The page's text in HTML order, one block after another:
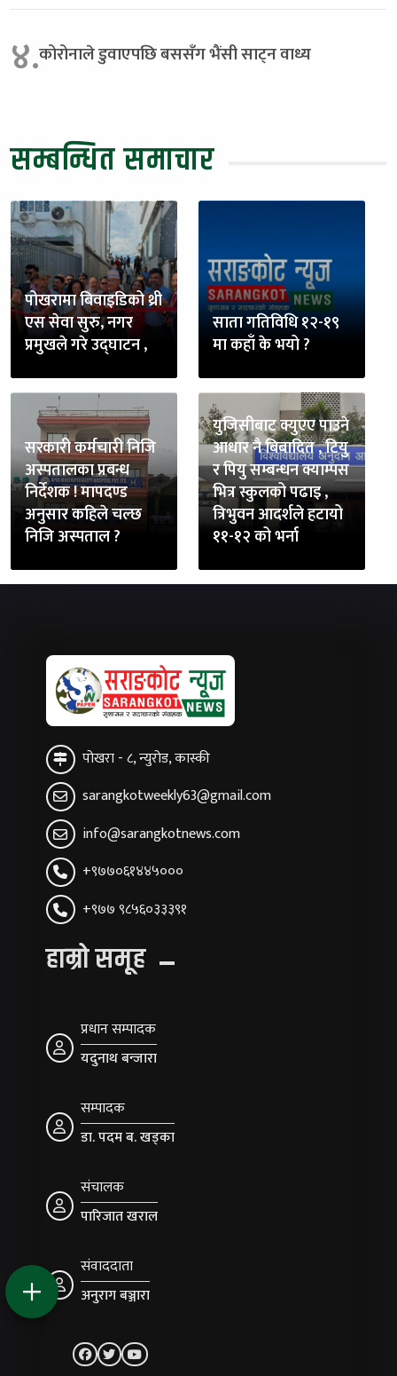
४.कोरोनाले डुवाएपछि बससँग भैंसी साट्न वाध्य
सम्बन्धित समाचार
पोखरामा बिवाइडिको थ्री
एस सेवा सुरु, नगर
प्रमुखले गरे उद्घाटन ,
साता गतिविधि १२-१९
मा कहाँ के भयो ?
सरकारी कर्मचारी निजि
अस्पतालका प्रबन्ध
निर्देशक ! मापदण्ड
अनुसार कहिले चल्छ
निजि अस्पताल ?
युजिसीबाट क्युएए पाउने
आधार नै बिबादित , टियु
र पियु सम्बन्धन क्याम्पस
भित्र स्कुलको पढाइ ,
त्रिभुवन आदर्शले हटायो
११-१२ को भर्ना
पोखरा - ८, न्युरोड, कास्की
sarangkotweekly63@gmail.com
info@sarangkotnews.com
+९७७०६१४४५०००
+९७७ ९८५६०३३३९१
हाम्रो समूह
प्रधान सम्पादक
यदुनाथ बन्जारा
सम्पादक
डा. पदम ब. खड्का
संचालक
पारिजात खराल
संवाददाता
अनुराग बञ्जारा